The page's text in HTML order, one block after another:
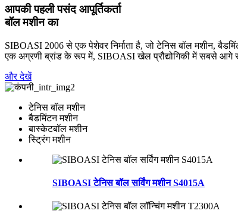
आपकी पहली पसंद आपूर्तिकर्ता
बॉल मशीन का
SIBOASI 2006 से एक पेशेवर निर्माता है, जो टेनिस बॉल मशीन,
एक अग्रणी ब्रांड के रूप में, SIBOASI खेल प्रौद्योगिकी में सबसे आगे
और देखें
टेनिस बॉल मशीन
बैडमिंटन मशीन
बास्केटबॉल मशीन
स्ट्रिंग मशीन
SIBOASI टेनिस बॉल सर्विंग मशीन S4015A